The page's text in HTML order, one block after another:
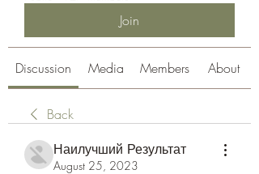
Join
Discussion Media Members About
Back
Наилучший Результат
August 25, 2023